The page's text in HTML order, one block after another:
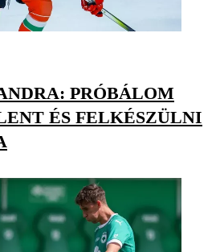
PRÓBÁLOM
ÉS FELKÉSZÜLNI